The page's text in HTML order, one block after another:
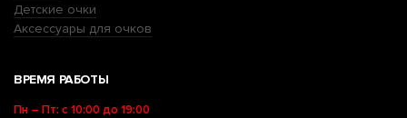
Детские очки
Аксессуары для очков
ВРЕМЯ РАБОТЫ
Пн – Пт: с 10:00 до 19:00